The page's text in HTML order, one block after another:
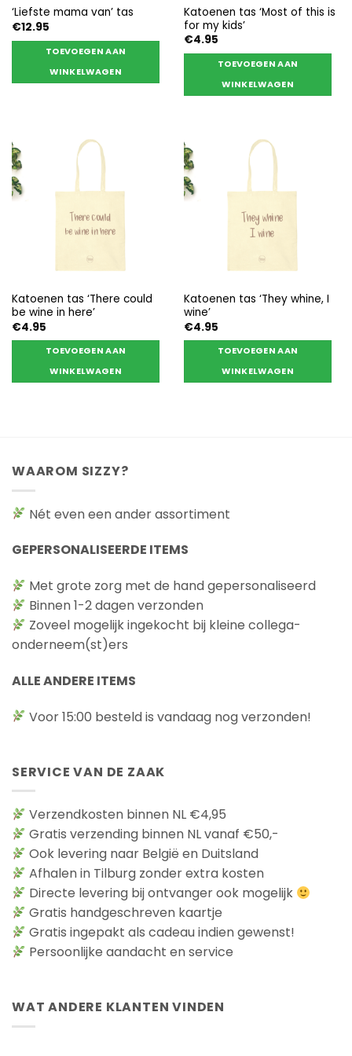
‘Liefste mama van’ tas
€12.95
TOEVOEGEN AAN
WINKELWAGEN
Katoenen tas ‘Most of this is
for my kids’
€4.95
TOEVOEGEN AAN
WINKELWAGEN
Katoenen tas ‘There could
be wine in here’
€4.95
TOEVOEGEN AAN
WINKELWAGEN
Katoenen tas ‘They whine, I
wine’
€4.95
TOEVOEGEN AAN
WINKELWAGEN
WAAROM SIZZY?
Nét even een ander assortiment
GEPERSONALISEERDE ITEMS
Met grote zorg met de hand gepersonaliseerd
Binnen 1-2 dagen verzonden
Zoveel mogelijk ingekocht bij kleine collega-
onderneem(st)ers
ALLE ANDERE ITEMS
Voor 15:00 besteld is vandaag nog verzonden!
SERVICE VAN DE ZAAK
Verzendkosten binnen NL €4,95
Gratis verzending binnen NL vanaf €50,-
Ook levering naar België en Duitsland
Afhalen in Tilburg zonder extra kosten
Directe levering bij ontvanger ook mogelijk
Gratis handgeschreven kaartje
Gratis ingepakt als cadeau indien gewenst!
Persoonlijke aandacht en service
WAT ANDERE KLANTEN VINDEN